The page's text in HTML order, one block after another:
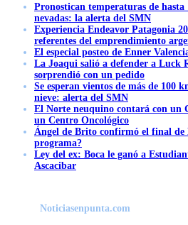
Pronostican temperaturas de hasta
nevadas: la alerta del SMN
Experiencia Endeavor Patagonia
referentes del emprendimiento
El especial posteo de Enner
La Joaqui salió a defender a Luck
sorprendió con un pedido
Se esperan vientos de más de 100
nieve: alerta del SMN
El Norte neuquino contará con un
un Centro Oncológico
Ángel de Brito confirmó el final
programa?
Ley del ex: Boca le ganó a
Ascacibar
Noticiasenpunta.com